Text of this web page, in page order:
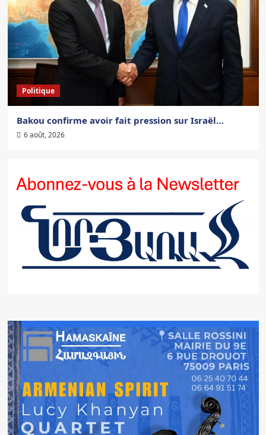
Politique
Bakou confirme avoir fait pression sur Israël…
6 août, 2026